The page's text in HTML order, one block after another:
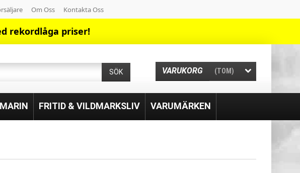
Om Oss Kontakta Oss
rekordlåga priser!
VARUKORG (TOM)
SÖK
FRITID & VILDMARKSLIV VARUMÄRKEN